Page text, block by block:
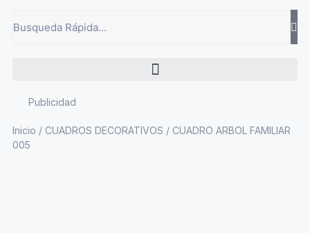
Publicidad
Inicio / CUADROS DECORATIVOS / CUADRO ARBOL FAMILIAR
005